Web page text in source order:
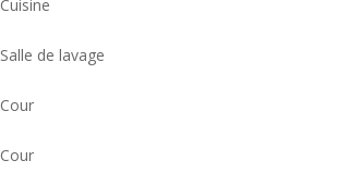
Cuisine
Salle de lavage
Cour
Cour